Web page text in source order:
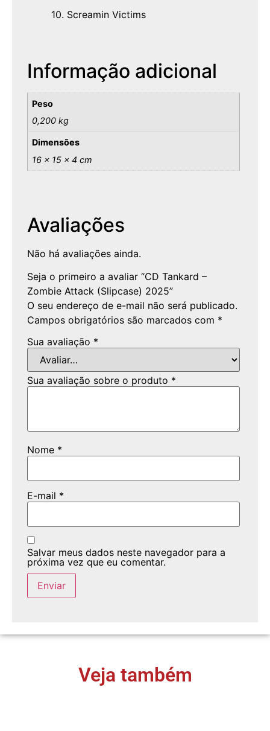
10. Screamin Victims
Informação adicional
Peso
0,200 kg
Dimensões
16 × 15 × 4 cm
Avaliações
Não há avaliações ainda.
Seja o primeiro a avaliar “CD Tankard –
Zombie Attack (Slipcase) 2025”
O seu endereço de e-mail não será publicado.
Campos obrigatórios são marcados com *
Sua avaliação *
Sua avaliação sobre o produto *
Nome *
E-mail *
Salvar meus dados neste navegador para a
próxima vez que eu comentar.
Veja também